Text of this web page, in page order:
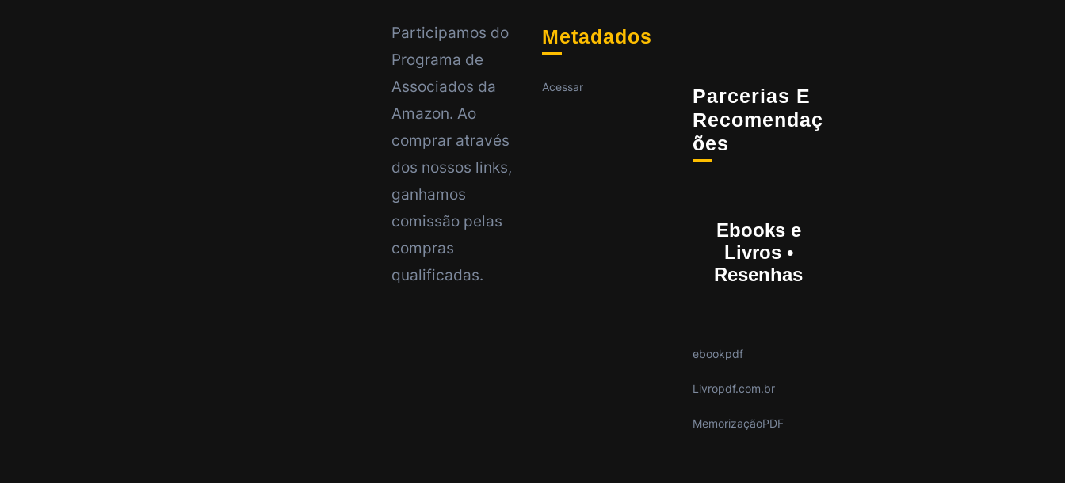
Participamos do
Programa de
Associados da
Amazon. Ao
comprar através
dos nossos links,
ganhamos
comissão pelas
compras
qualificadas.
Metadados
Acessar
Parcerias E
Recomendaç
Ões
Ebooks e
Livros •
Resenhas
ebookpdf
Livropdf.com.br
MemorizaçãoPDF